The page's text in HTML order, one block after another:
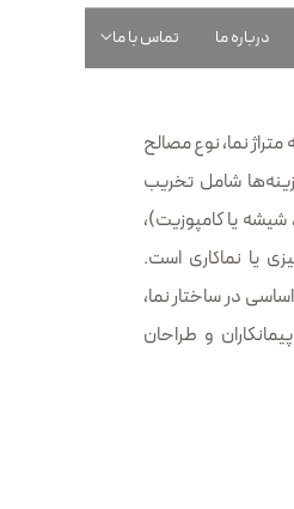
درباره ما تماس با ما
نما، نوع مصالح
شامل تخریب
یا کامپوزیت)،
یا نماکاری است.
در ساختار نما،
و طراحان